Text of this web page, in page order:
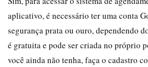
aplicativo, é necessário ter uma conta
segurança prata ou ouro, dependendo
é gratuita e pode ser criada no próprio
você ainda não tenha, faça o cadastro